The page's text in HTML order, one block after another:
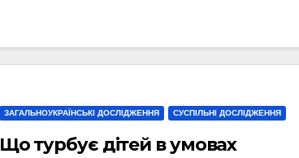
ЗАГАЛЬНОУКРАЇНСЬКІ ДОСЛІДЖЕННЯ СУСПІЛЬНІ ДОСЛІДЖЕННЯ
Що турбує дітей в умовах